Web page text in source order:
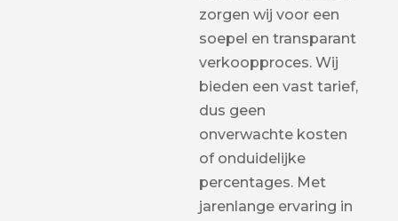
zorgen wij voor een
soepel en transparant
verkoopproces. Wij
bieden een vast tarief,
dus geen
onverwachte kosten
of onduidelijke
percentages. Met
jarenlange ervaring in